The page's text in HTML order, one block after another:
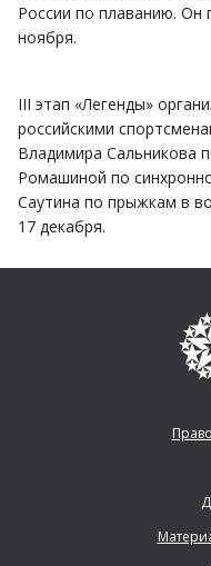
России по плаванию. Он
ноября.
III этап «Легенды»
российскими
Владимира Сальникова
Ромашиной по
Саутина по прыжкам в
17 декабря.